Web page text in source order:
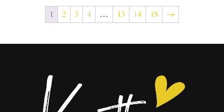
1 2 3 4 … 13 14 15 →